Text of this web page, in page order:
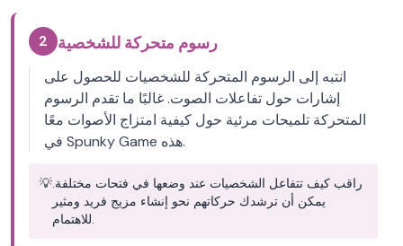
2 رسوم متحركة للشخصية
انتبه إلى الرسوم المتحركة للشخصيات للحصول على
إشارات حول تفاعلات الصوت. غالبًا ما تقدم الرسوم
المتحركة تلميحات مرئية حول كيفية امتزاج الأصوات معًا
في Spunky Game هذه.
💡راقب كيف تتفاعل الشخصيات عند وضعها في فتحات مختلفة.
يمكن أن ترشدك حركاتهم نحو إنشاء مزيج فريد ومثير
للاهتمام.